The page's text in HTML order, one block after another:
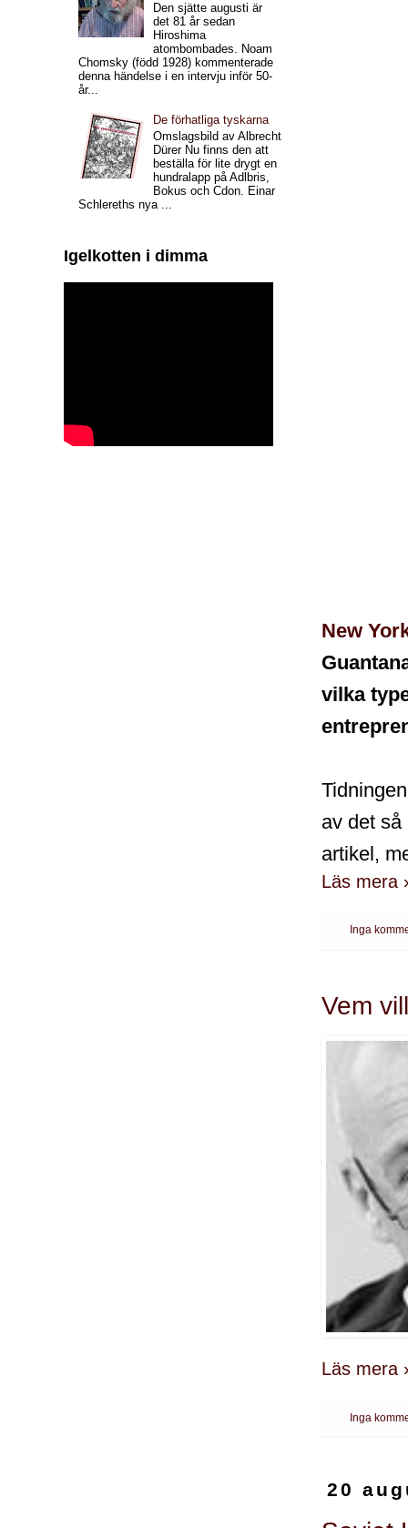
New
vilka
av det
artikel,
Läs mera
Inga
Vem
Läs mera
Inga
20
Den sjätte augusti är
det 81 år sedan
Hiroshima
atombombades. Noam
Chomsky (född 1928) kommenterade
denna händelse i en intervju inför 50-
år...
De förhatliga tyskarna
Omslagsbild av Albrecht
Dürer Nu finns den att
beställa för lite drygt en
hundralapp på Adlbris,
Bokus och Cdon. Einar
Schlereths nya ...
Igelkotten i dimma